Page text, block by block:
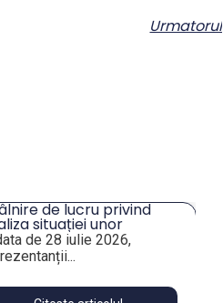
Urmatorul
de lucru privind
situației unor
de interes pentru
publică
de 28 iulie 2026,